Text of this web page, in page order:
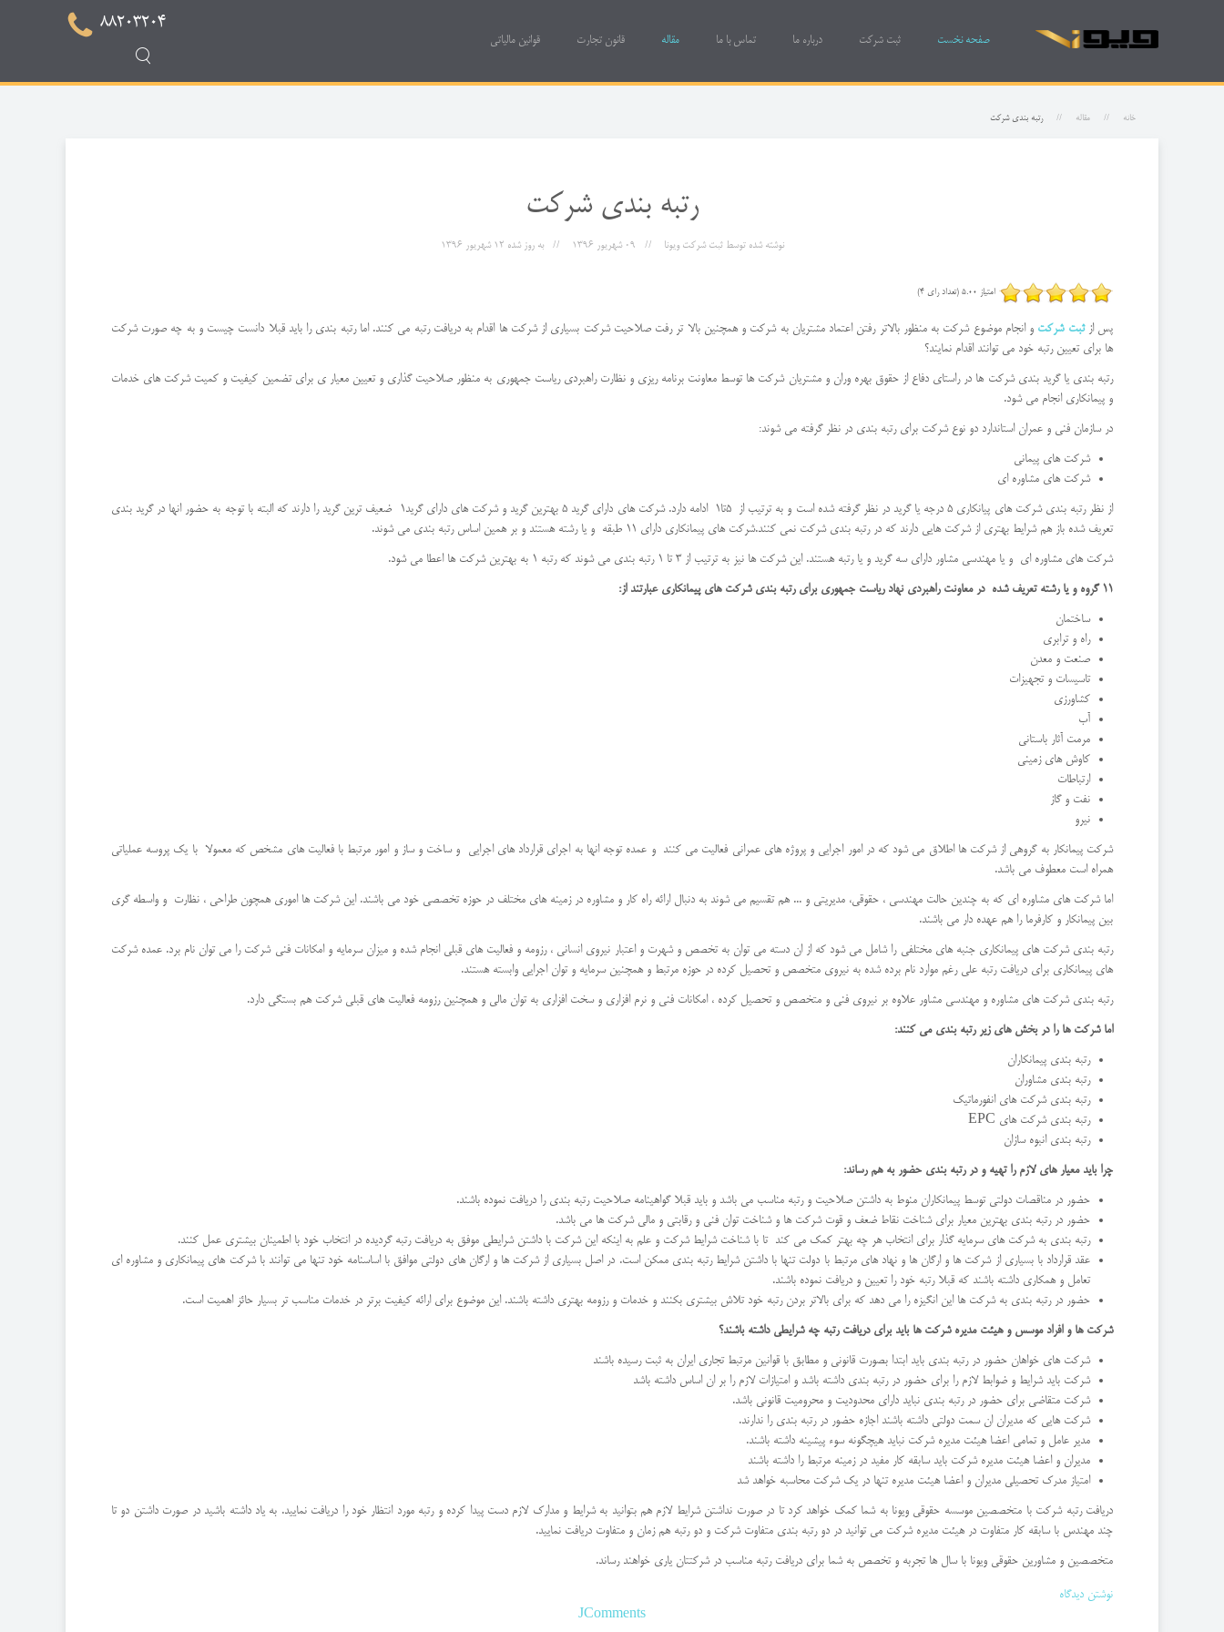
صفحه نخست ثبت شرکت درباره ما تماس با ما مقاله قانون تجارت قوانین مالیاتی
88203204
خانه مقاله رتبه بندی شرکت
رتبه بندی شرکت
نوشته شده توسطثبت شرکت ویونا 09 شهریور 1396 به روز شده 12 شهریور 1396
امتیاز 5.00 (تعداد رای 4)
پس ازثبت شرکت و انجام موضوع شرکت به منظور بالاتر رفتن اعتماد مشتریان به شرکت و همچنین بالا تر رفت صلاحیت شرکت بسیاری از شرکت ها اقدام به دریافت رتبه می کنند. اما رتبه بندی را باید قبلا دانست چیست و به چه صورت شرکت
ها برای تعیین رتبه خود می توانند اقدام نمایند؟
رتبه بندی یا گرید بندی شرکت ها در راستای دفاع از حقوق بهره وران و مشتریان شرکت ها توسط معاونت برنامه ریزی و نظارت راهبردی ریاست جمهوری به منظور صلاحیت گذاری و تعیین معیار ی برای تضمین کیفیت و کمیت شرکت های خدمات
و پیمانکاری انجام می شود.
در سازمان فنی و عمران استاندارد دو نوع شرکت برای رتبه بندی در نظر گرفته می شوند:
شرکت های پیمانی
شرکت های مشاوره ای
از نظر رتبه بندی شرکت های پیانکاری 5 درجه یا گرید در نظر گرفته شده است و به ترتیب از 5تا1 ادامه دارد. شرکت های دارای گرید 5 بهترین گرید و شرکت های دارای گرید1 ضعیف ترین گرید را دارند که البته با توجه به حضور انها در گرید بندی
تعریف شده باز هم شرایط بهتری از شرکت هایی دارند که در رتبه بندی شرکت نمی کنند.شرکت های پیمانکاری دارای 11 طبقه و یا رشته هستند و بر همین اساس رتبه بندی می شوند.
شرکت های مشاوره ای و یا مهندسی مشاور دارای سه گرید و یا رتبه هستند. این شرکت ها نیز به ترتیب از 3 تا 1 رتبه بندی می شوند که رتبه 1 به بهترین شرکت ها اعطا می شود.
11 گروه و یا رشته تعریف شده در معاونت راهبردی نهاد ریاست جمهوری برای رتبه بندی شرکت های پیمانکاری عبارتند از:
ساختمان
راه و ترابری
صنعت و معدن
تاسیسات و تجهیزات
کشاورزی
آب
مرمت آثار باستانی
کاوش های زمینی
ارتباطات
نفت و گاز
نیرو
شرکت پیمانکار به گروهی از شرکت ها اطلاق می شود که در امور اجرایی و پروژه های عمرانی فعالیت می کنند و عمده توجه انها به اجرای قرارداد های اجرایی و ساخت و ساز و امور مرتبط با فعالیت های مشخص که معمولا با یک پروسه عملیاتی
همراه است معطوف می باشد.
اما شرکت های مشاوره ای که به چندین حالت مهندسی ، حقوقی، مدیریتی و ... هم تقسیم می شوند به دنبال ارائه راه کار و مشاوره در زمینه های مختلف در حوزه تخصصی خود می باشند. این شرکت ها اموری همچون طراحی ، نظارت و واسطه گری
بین پیمانکار و کارفرما را هم عهده دار می باشند.
رتبه بندی شرکت های پیمانکاری جنبه های مختلفی را شامل می شود که از ان دسته می توان به تخصص و شهرت و اعتبار نیروی انسانی ، رزومه و فعالیت های قبلی انجام شده و میزان سرمایه و امکانات فنی شرکت را می توان نام برد. عمده شرکت
های پیمانکاری برای دریافت رتبه علی رغم موارد نام برده شده به نیروی متخصص و تحصیل کرده در حوزه مرتبط و همچنین سرمایه و توان اجرایی وابسته هستند.
رتبه بندی شرکت های مشاوره و مهندسی مشاور علاوه بر نیروی فنی و متخصص و تحصیل کرده ، امکانات فنی و نرم افزاری و سخت افزاری به توان مالی و همچنین رزومه فعالیت های قبلی شرکت هم بستگی دارد.
اما شرکت ها را در بخش های زیر رتبه بندی می کنند:
رتبه بندی پیمانکاران
رتبه بندی مشاوران
رتبه بندی شرکت های انفورماتیک
رتبه بندی شرکت های EPC
رتبه بندی انبوه سازان
چرا باید معیار های لازم را تهیه و در رتبه بندی حضور به هم رساند:
حضور در مناقصات دولتی توسط پیمانکاران منوط به داشتن صلاحیت و رتبه مناسب می باشد و باید قبلا گواهینامه صلاحیت رتبه بندی را دریافت نموده باشند.
حضور در رتبه بندی بهترین معیار برای شناخت نقاط ضعف و قوت شرکت ها و شناخت توان فنی و رقابتی و مالی شرکت ها می باشد.
رتبه بندی به شرکت های سرمایه گذار برای انتخاب هر چه بهتر کمک می کند تا با شناخت شرایط شرکت و علم به اینکه این شرکت با داشتن شرایطی موفق به دریافت رتبه گردیده در انتخاب خود با اطمینان بیشتری عمل کنند.
عقد قرارداد با بسیاری از شرکت ها و ارگان ها و نهاد های مرتبط با دولت تنها با داشتن شرایط رتبه بندی ممکن است. در اصل بسیاری از شرکت ها و ارگان های دولتی موافق با اساسنامه خود تنها می توانند با شرکت های پیمانکاری و مشاوره ای
تعامل و همکاری داشته باشند که قبلا رتبه خود را تعیین و دریافت نموده باشند.
حضور در رتبه بندی به شرکت ها این انگیزه را می دهد که برای بالاتر بردن رتبه خود تلاش بیشتری بکنند و خدمات و رزومه بهتری داشته باشند. این موضوع برای ارائه کیفیت برتر در خدمات مناسب تر بسیار حائز اهمیت است.
شرکت ها و افراد موسس و هیئت مدیره شرکت ها باید برای دریافت رتبه چه شرایطی داشته باشند؟
شرکت های خواهان حضور در رتبه بندی باید ابتدا بصورت قانونی و مطابق با قوانین مرتبط تجاری ایران به ثبت رسیده باشند
شرکت باید شرایط و ضوابط لازم را برای حضور در رتبه بندی داشته باشد و امتیازات لازم را بر ان اساس داشته باشد
شرکت متقاضی برای حضور در رتبه بندی نباید دارای محدودیت و محرومیت قانونی باشد.
شرکت هایی که مدیران ان سمت دولتی داشته باشند اجازه حضور در رتبه بندی را ندارند.
مدیر عامل و تمامی اعضا هیئت مدیره شرکت نباید هیچگونه سوء پیشینه داشته باشند.
مدیران و اعضا هیئت مدیره شرکت باید سابقه کار مفید در زمینه مرتبط را داشته باشند
امتیاز مدرک تحصیلی مدیران و اعضا هیئت مدیره تنها در یک شرکت محاسبه خواهد شد
دریافت رتبه شرکت با متخصصین موسسه حقوقی ویونا به شما کمک خواهد کرد تا در صورت نداشتن شرایط لازم هم بتوانید به شرایط و مدارک لازم دست پیدا کرده و رتبه مورد انتظار خود را دریافت نمایید. به یاد داشته باشید در صورت داشتن دو تا
چند مهندس با سابقه کار متفاوت در هیئت مدیره شرکت می توانید در دو رتبه بندی متفاوت شرکت و دو رتبه هم زمان و متفاوت دریافت نمایید.
متخصصین و مشاورین حقوقی ویونا با سال ها تجربه و تخصص به شما برای دریافت رتبه مناسب در شرکتتان یاری خواهند رساند.
نوشتن دیدگاه
JComments